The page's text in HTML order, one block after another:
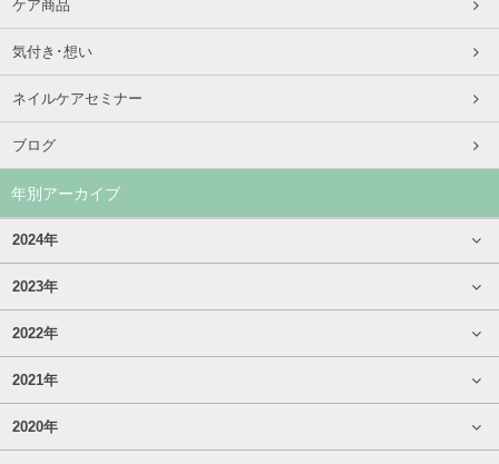
ケア商品
気付き･想い
ネイルケアセミナー
ブログ
年別アーカイブ
2024年
2023年
2022年
2021年
2020年